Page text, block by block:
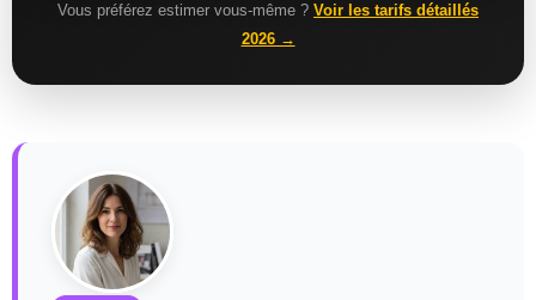
Vous préférez estimer vous-même ? Voir les tarifs détaillés
2026 →